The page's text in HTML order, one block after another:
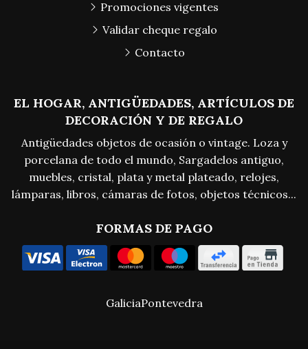
EL HOGAR, ANTIGÜEDADES, ARTÍCULOS DE
DECORACIÓN Y DE REGALO
Antigüedades objetos de ocasión o vintage. Loza y
porcelana de todo el mundo, Sargadelos antiguo,
muebles, cristal, plata y metal plateado, relojes,
lámparas, libros, cámaras de fotos, objetos técnicos...
FORMAS DE PAGO
Promociones vigentes
Validar cheque regalo
Contacto
GaliciaPontevedra